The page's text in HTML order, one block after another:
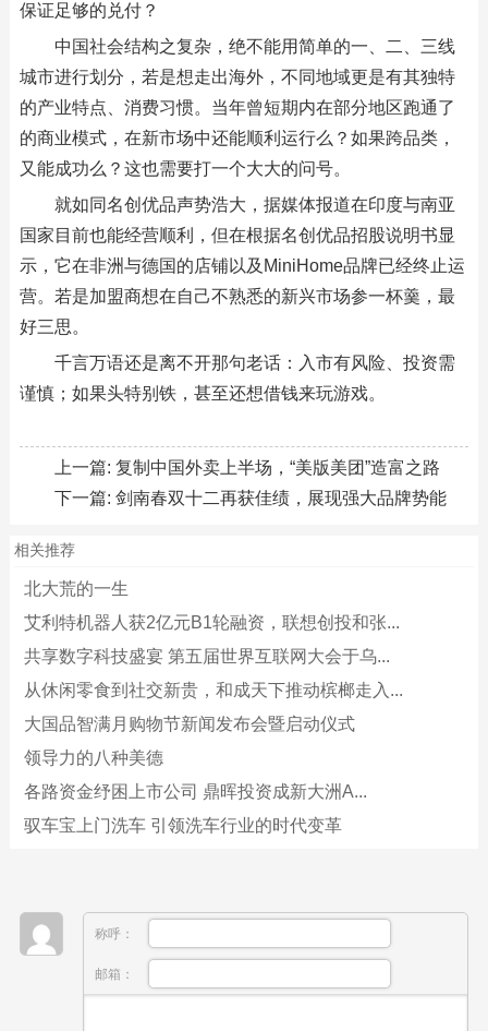
保证足够的兑付？
中国社会结构之复杂，绝不能用简单的一、二、三线
城市进行划分，若是想走出海外，不同地域更是有其独特
的产业特点、消费习惯。当年曾短期内在部分地区跑通了
的商业模式，在新市场中还能顺利运行么？如果跨品类，
又能成功么？这也需要打一个大大的问号。
就如同名创优品声势浩大，据媒体报道在印度与南亚
国家目前也能经营顺利，但在根据名创优品招股说明书显
示，它在非洲与德国的店铺以及MiniHome品牌已经终止运
营。若是加盟商想在自己不熟悉的新兴市场参一杯羹，最
好三思。
千言万语还是离不开那句老话：入市有风险、投资需
谨慎；如果头特别铁，甚至还想借钱来玩游戏。
上一篇: 复制中国外卖上半场，“美版美团”造富之路
下一篇: 剑南春双十二再获佳绩，展现强大品牌势能
相关推荐
北大荒的一生
艾利特机器人获2亿元B1轮融资，联想创投和张...
共享数字科技盛宴 第五届世界互联网大会于乌...
从休闲零食到社交新贵，和成天下推动槟榔走入...
大国品智满月购物节新闻发布会暨启动仪式
领导力的八种美德
各路资金纾困上市公司 鼎晖投资成新大洲A...
驭车宝上门洗车 引领洗车行业的时代变革
称呼：
邮箱：